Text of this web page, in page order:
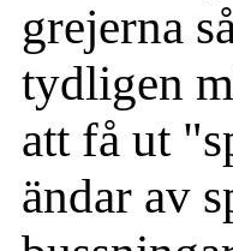
grejerna
tydligen
att få ut
ändar av